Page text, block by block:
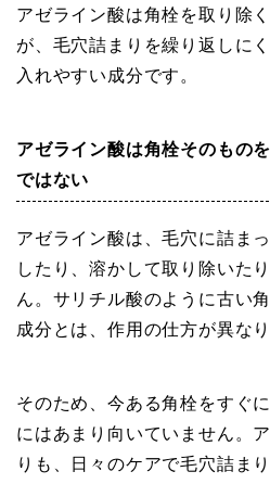
アゼライン酸は角栓を取り除
が、毛穴詰まりを繰り返しに
入れやすい成分です。
アゼライン酸は角栓そのもの
ではない
アゼライン酸は、毛穴に詰ま
したり、溶かして取り除いた
ん。サリチル酸のように古い
成分とは、作用の仕方が異なり
そのため、今ある角栓をすぐ
にはあまり向いていません。
りも、日々のケアで毛穴詰ま